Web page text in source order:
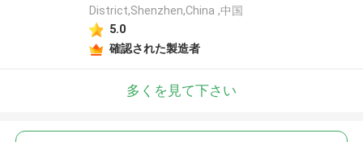
District,Shenzhen,China ,中国
5.0
確認された製造者
多くを見て下さい